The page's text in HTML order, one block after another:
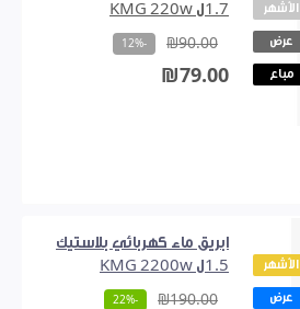
الأشهر
عرض
مباع
1.7ل KMG 220w
₪90.00
-12%
₪79.00
الأشهر
عرض
ابريق ماء كهربائي بلاستيك
1.5ل KMG 2200w
₪190.00
-22%